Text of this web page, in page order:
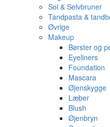
Sol & Selvbruner
Tandpasta &
Øvrige
Makeup
Børster og
Eyeliners
Foundation
Mascara
Øjenskygge
Læber
Blush
Øjenbryn